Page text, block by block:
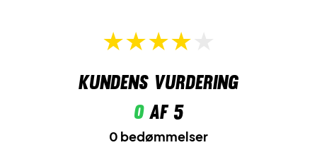
Kundens vurdering
0af 5
0 bedømmelser